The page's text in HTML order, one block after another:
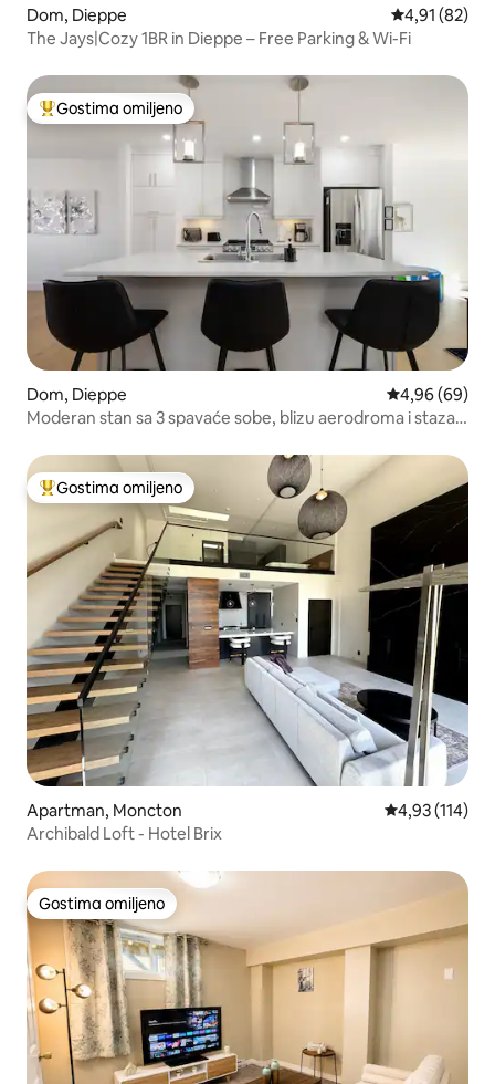
Dom, Dieppe Prosečna
4,91 (82)
The Jays|Cozy 1BR in Dieppe – Free Parking & Wi-Fi
Najuspešniji među gostima omiljenim
Gostima omiljeno
Dom, Dieppe Prosečna
4,96 (69)
Moderan stan sa 3 spavaće sobe, blizu aerodroma i staza /
Najuspešniji među gostima omiljenim
Gostima omiljeno
Apartman, Moncton Prosečna
4,93 (114)
Archibald Loft - Hotel Brix
Gostima omiljeno
Gostima omiljeno